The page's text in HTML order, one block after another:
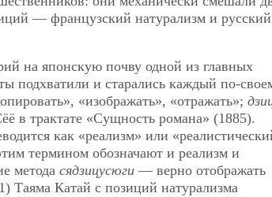
— французский натурализм и русский
на японскую почву одной из главных
подхватили и старались каждый по-
«изображать», «отражать»;
в трактате «Сущность романа» (1885).
как «реализм» или
термином обозначают и реализм и
метода сядзицусюги — верно отображать
Таяма Катай с позиций натурализма